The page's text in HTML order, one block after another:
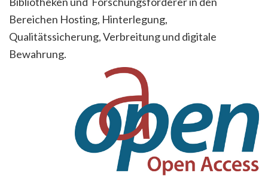
Bereichen Hosting, Hinterlegung,
Qualitätssicherung, Verbreitung und digitale
Bewahrung.